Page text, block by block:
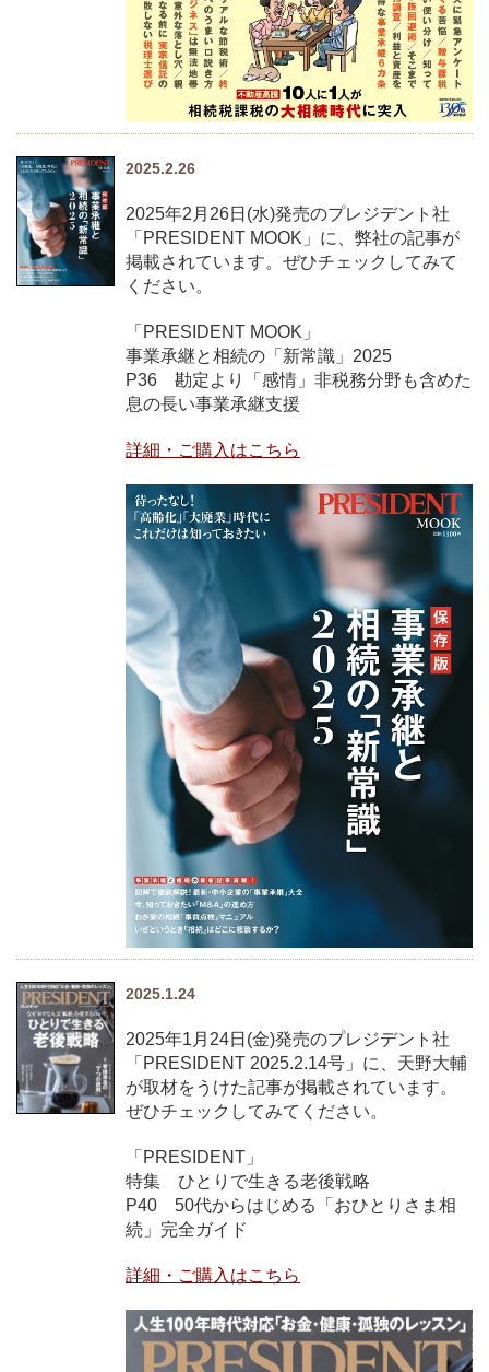
2025.2.26
2025年2月26日(水)発売のプレジデント社
「PRESIDENT MOOK」に、弊社の記事が
掲載されています。ぜひチェックしてみて
ください。
「PRESIDENT MOOK」
事業承継と相続の「新常識」2025
P36 勘定より「感情」非税務分野も含めた
息の長い事業承継支援
詳細・ご購入はこちら
2025.1.24
2025年1月24日(金)発売のプレジデント社
「PRESIDENT 2025.2.14号」に、天野大輔
が取材をうけた記事が掲載されています。
ぜひチェックしてみてください。
「PRESIDENT」
特集 ひとりで生きる老後戦略
P40 50代からはじめる「おひとりさま相
続」完全ガイド
詳細・ご購入はこちら